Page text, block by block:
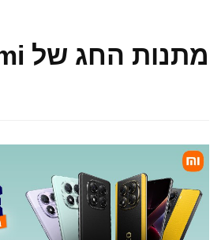
מתנות החג של Xiaomi